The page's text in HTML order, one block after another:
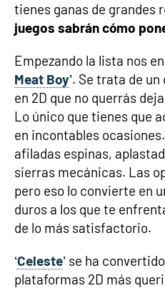
tienes ganas de grandes
juegos sabrán cómo
Empezando la lista nos
Meat Boy’. Se trata de
en 2D que no querrás
Lo único que tienes que
en incontables
afiladas espinas,
sierras mecánicas. Las
pero eso lo convierte en
duros a los que te
de lo más satisfactorio.
‘Celeste’ se ha
plataformas 2D más